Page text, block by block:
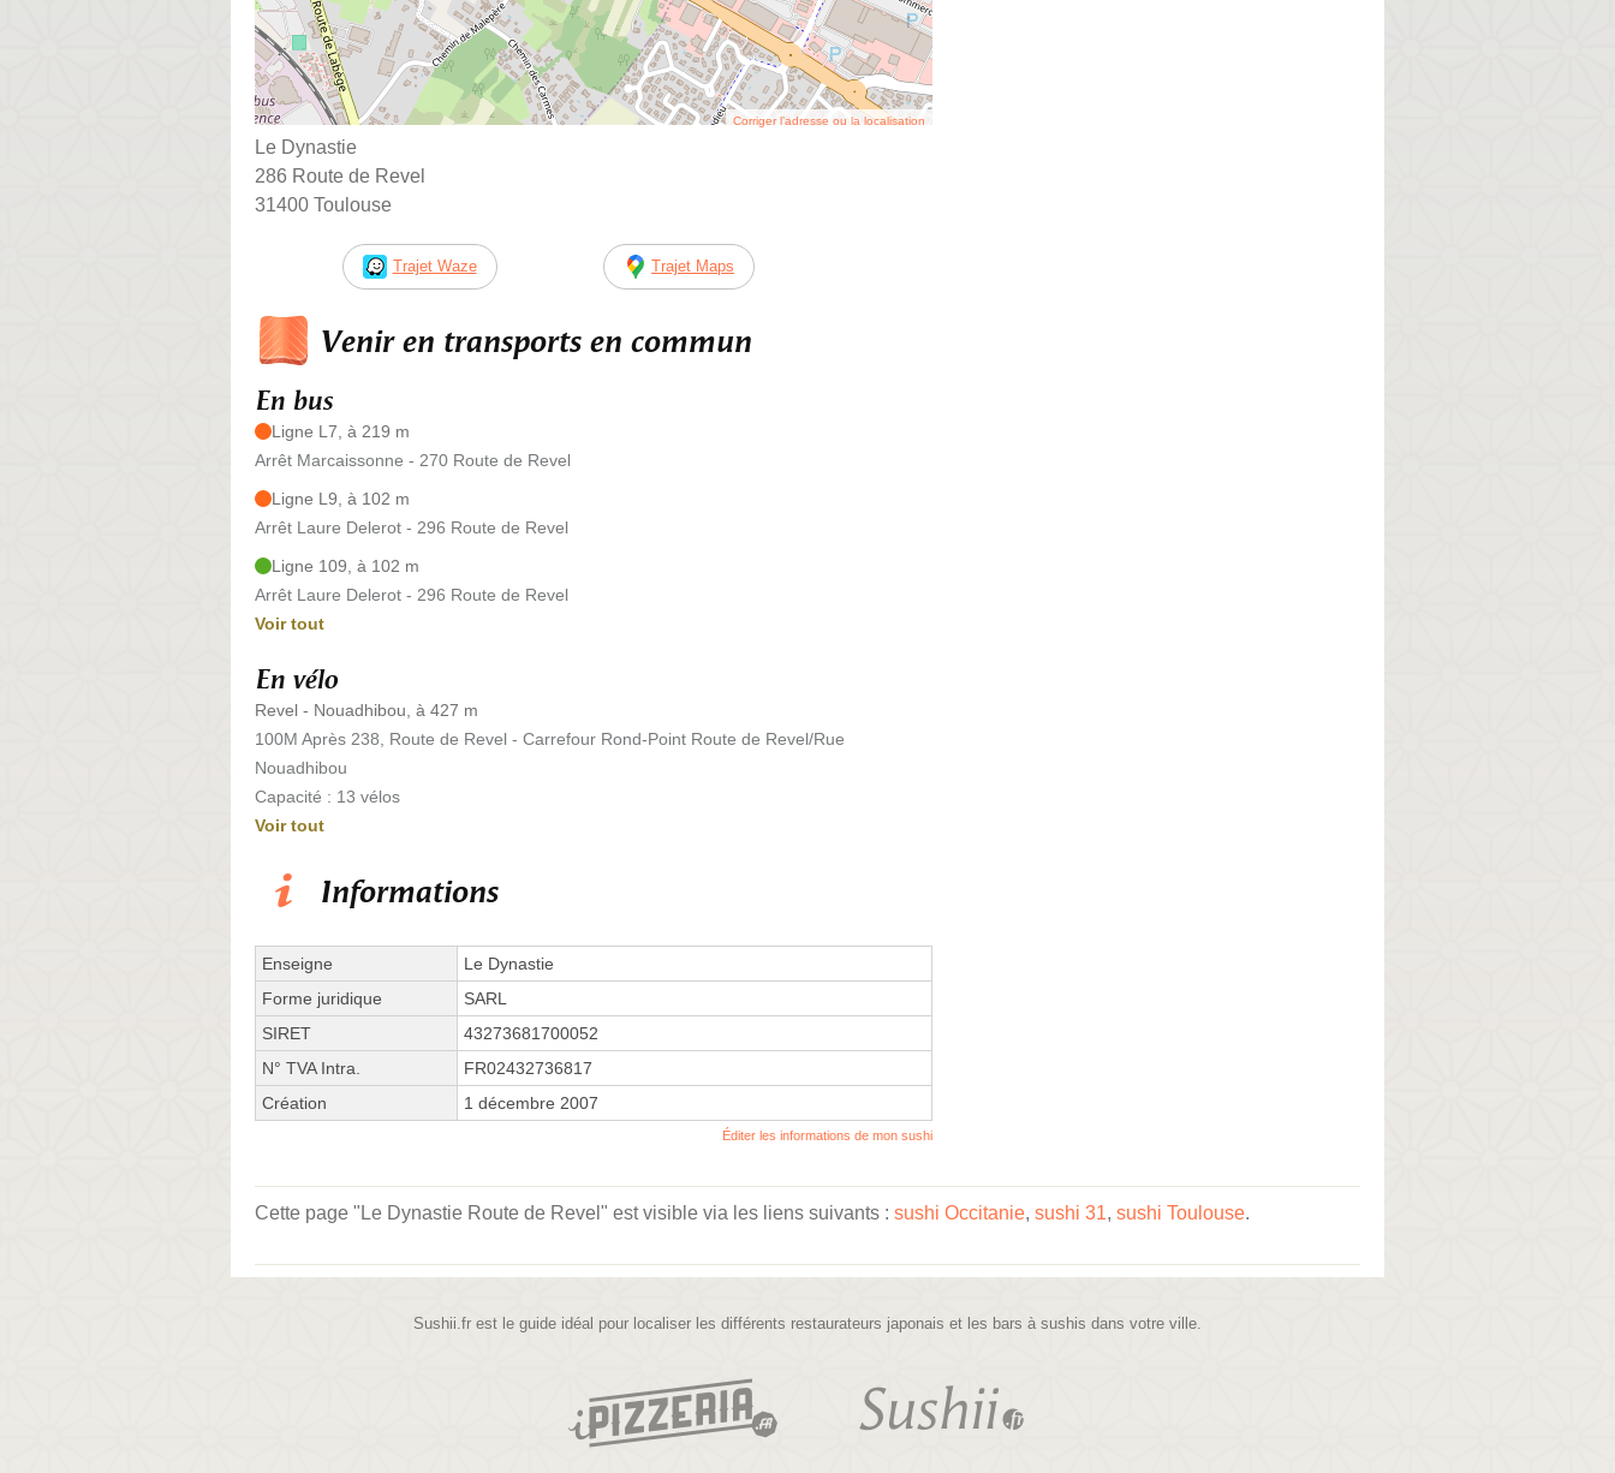
Corriger l’adresse ou la localisation
Le Dynastie
286 Route de Revel
31400 Toulouse
Trajet Waze Trajet Maps
Venir en transports en commun
En bus
Ligne L7, à 219 m
Arrêt Marcaissonne - 270 Route de Revel
Ligne L9, à 102 m
Arrêt Laure Delerot - 296 Route de Revel
Ligne 109, à 102 m
Arrêt Laure Delerot - 296 Route de Revel
Voir tout
En vélo
Revel - Nouadhibou, à 427 m
100M Après 238, Route de Revel - Carrefour Rond-Point Route de Revel/Rue
Nouadhibou
Capacité : 13 vélos
Voir tout
Informations
Enseigne
Le Dynastie
Forme juridique
SARL
SIRET
43273681700052
N° TVA Intra.
FR02432736817
Création
1 décembre 2007
Éditer les informations de mon sushi
Cette page "Le Dynastie Route de Revel" est visible via les liens suivants : sushi Occitanie, sushi 31, sushi Toulouse.
Sushii.fr est le guide idéal pour localiser les différents restaurateurs japonais et les bars à sushis dans votre ville.